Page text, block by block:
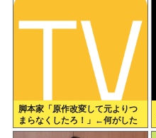
脚本家「原作改変して元よりつ
まらなくしたろ！」←何がした
いの？